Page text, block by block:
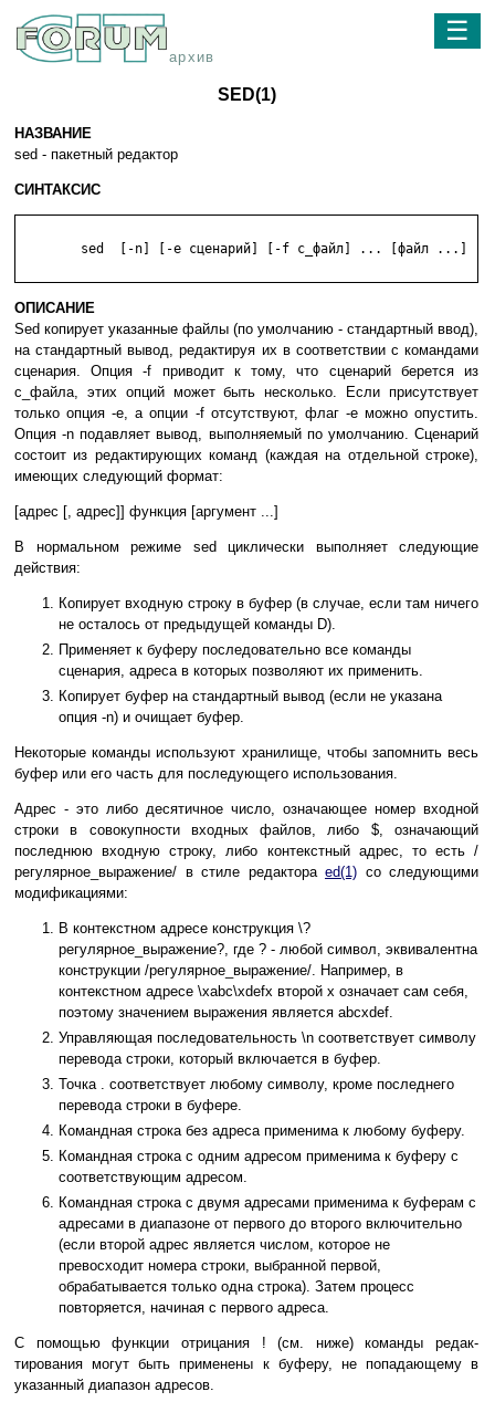
архив
☰
SED(1)
НАЗВАНИЕ
sed - пакетный редактор
СИНТАКСИС
ОПИСАНИЕ
Sed копирует указанные файлы (по умолчанию - стандартный ввод),
на стандартный вывод, редактируя их в соответствии с командами
сценария. Опция -f приводит к тому, что сценарий берется из
с_файла, этих опций может быть несколько. Если присутствует
только опция -e, а опции -f отсутствуют, флаг -e можно опустить.
Опция -n подавляет вывод, выполняемый по умолчанию. Сценарий
состоит из редактирующих команд (каждая на отдельной строке),
имеющих следующий формат:
[адрес [, адрес]] функция [аргумент ...]
В нормальном режиме sed циклически выполняет следующие
действия:
Копирует входную строку в буфер (в случае, если там ничего
не осталось от предыдущей команды D).
Применяет к буферу последовательно все команды
сценария, адреса в которых позволяют их применить.
Копирует буфер на стандартный вывод (если не указана
опция -n) и очищает буфер.
Некоторые команды используют хранилище, чтобы запомнить весь
буфер или его часть для последующего использования.
Адрес - это либо десятичное число, означающее номер входной
строки в совокупности входных файлов, либо $, означающий
последнюю входную строку, либо контекстный адрес, то есть /
регулярное_выражение/ в стиле редактора ed(1) со следующими
модификациями:
В контекстном адресе конструкция \?
регулярное_выражение?, где ? - любой символ, эквивалентна
конструкции /регулярное_выражение/. Например, в
контекстном адресе \xabc\xdefx второй x означает сам себя,
поэтому значением выражения является abcxdef.
Управляющая последовательность \n соответствует символу
перевода строки, который включается в буфер.
Точка . соответствует любому символу, кроме последнего
перевода строки в буфере.
Командная строка без адреса применима к любому буферу.
Командная строка с одним адресом применима к буферу с
соответствующим адресом.
Командная строка с двумя адресами применима к буферам с
адресами в диапазоне от первого до второго включительно
(если второй адрес является числом, которое не
превосходит номера строки, выбранной первой,
обрабатывается только одна строка). Затем процесс
повторяется, начиная с первого адреса.
С помощью функции отрицания ! (см. ниже) команды редак-
тирования могут быть применены к буферу, не попадающему в
указанный диапазон адресов.